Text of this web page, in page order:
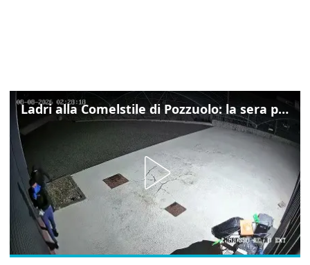
Ladri alla Comelstile di Pozzuolo: la sera prima il tentato furto a Buja, ecco le immagini